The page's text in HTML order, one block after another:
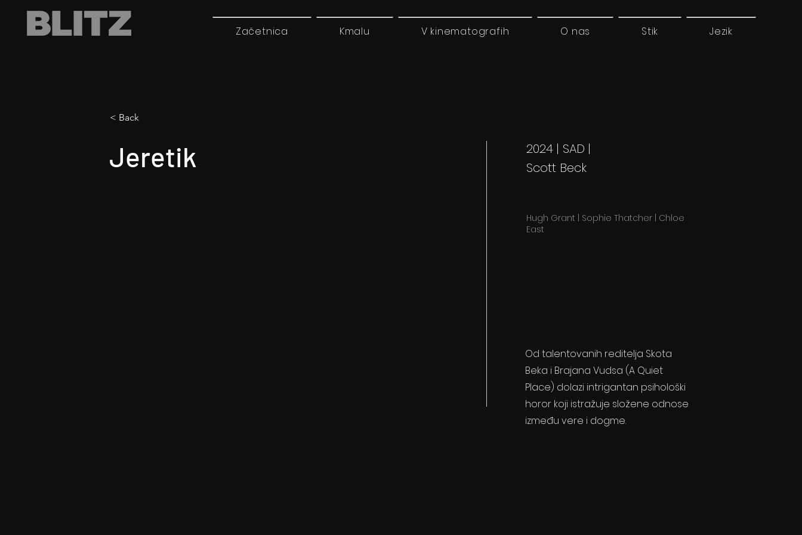
Začetnica Kmalu V kinematografih O nas Stik Jezik
< Back
Jeretik
2024 | SAD |
Scott Beck
Hugh Grant | Sophie Thatcher | Chloe
East
Od talentovanih reditelja Skota
Beka i Brajana Vudsa (A Quiet
Place) dolazi intrigantan psihološki
horor koji istražuje složene odnose
između vere i dogme.